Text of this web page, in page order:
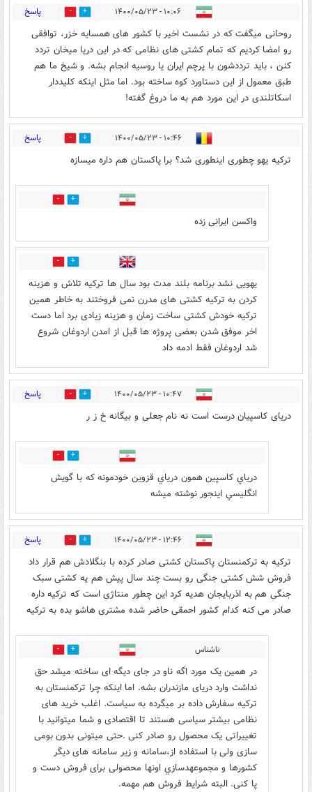
۱۰:۰۶ - ۱۴۰۰/۰۵/۲۳ 9 پاسخ
روحانی میگفت که در نشست اخیر با کشور های همسایه خزر، توافقی
رو امضا کردیم که تمام کشتی های نظامی که در این دریا میخان تردد
کنن ، باید ترددشون با پرچم ایران یا روسیه انجام بشه. و شیخ ما هم
طبق معمول از این دستاورد کوه ساخته بود. اما مثل اینکه کلیددار
اسکاتلندی در این مورد هم به ما دروغ گفته!
۱۰:۴۶ - ۱۴۰۰/۰۵/۲۳ 15 پاسخ
ترکیه یهو چطوری اینطوری شد؟ برا پاکستان هم داره میسازه
4
واکسن ایرانی زده
12
یهویی نشد برنامه بلند مدت بود سال ها ترکیه تلاش و هزینه
کردن به ترکیه کشتی های مدرن نمی فروختند به خاطر همین
ترکیه خودش کشتی ساخت زمان و هزینه زیادی برد اما دست
اخر موفق شدن بعضی پروژه ها قبل از امدن اردوغان شروع
شد اردوغان فقط ادمه داد
۱۰:۴۷ - ۱۴۰۰/۰۵/۲۳ 33 پاسخ
دریای کاسپیان درست است نه نام جعلی و بیگانه خ ز ر
7
درياي كاسپين همون درياي قزوين خودمونه كه با گويش
انگليسي اينجور نوشته ميشه
۱۲:۴۶ - ۱۴۰۰/۰۵/۲۳ 22 پاسخ
ترکیه به ترکمنستان پاکستان کشتی صادر کرده با بنگلادش هم قرار داد
فروش شش کشتی جنگی رو بست چند سال پیش هم یه کشتی سبک
جنگی هم به اذربایجان هدیه کرد این چطور منتاژی است که ترکیه داره
صادر می کنه کدام کشور احمقی حاضر شده مشتری هاشو بده به ترکیه
ناشناس 2
در همین یک مورد اگه ناو در جای دیگه ای ساخته میشد حق
نداشت وارد دریای مازندران بشه. اما اینکه چرا ترکمنستان به
ترکیه سفارش داده بر میگرده به سیاست. اغلب خرید های
نظامی بیشتر سیاسی هستند تا اقتصادی و شما میتوانید با
تغییراتی یک محصول رو صادر کنی .حتی میتونی بدون بومی
سازی ولی با استفاده از،سامانه و زیر سامانه های دیگر
کشورها و مجموعهدسازي اونها محصولی برای فروش دست و
پا کنی. البته شرایط فروش هم مهمه.